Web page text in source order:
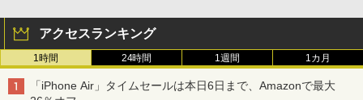
アクセスランキング
1時間 24時間 1週間 1カ月
「iPhone Air」タイムセールは本日6日まで、Amazonで最大